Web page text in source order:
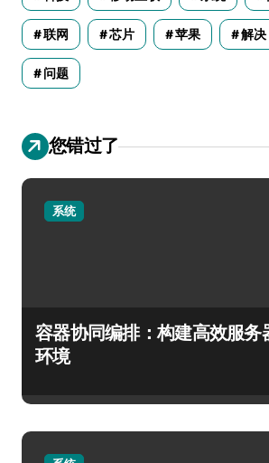
联网 芯片 苹果 解决
问题
您错过了
系统
容器协同编排：构建高效服务
环境